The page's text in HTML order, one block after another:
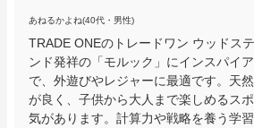
あねるかよね(40代・男性)
TRADE ONEのトレードワン ウッドス
ンド発祥の「モルック」にインスパイ
で、外遊びやレジャーに最適です。天
が良く、子供から大人まで楽しめるス
気があります。計算力や戦略を養う学